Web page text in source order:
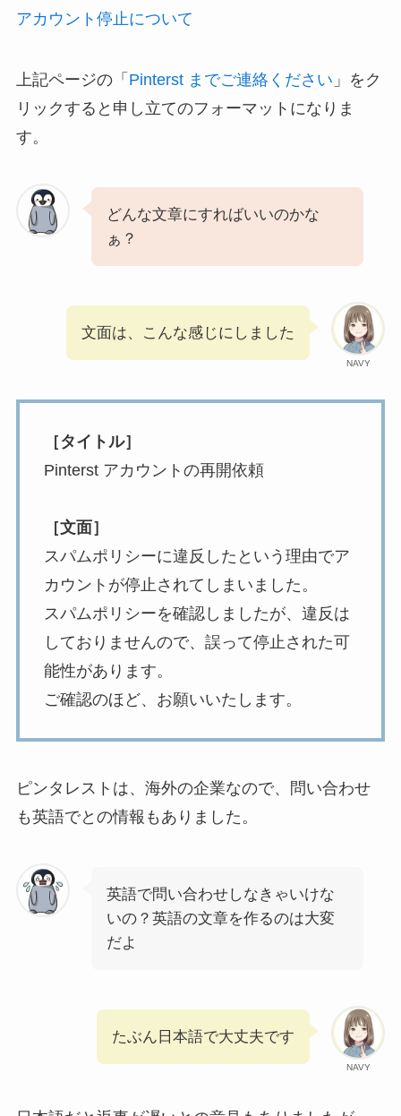
アカウント停止について
上記ページの「 Pinterst までご連絡ください 」をク
リックすると申し立てのフォーマットになりま
す。
どんな文章にすればいいのかな
ぁ？
NAVY
文面は、こんな感じにしました
［タイトル］
Pinterst アカウントの再開依頼
［文面］
スパムポリシーに違反したという理由でア
カウントが停止されてしまいました。
スパムポリシーを確認しましたが、違反は
しておりませんので、誤って停止された可
能性があります。
ご確認のほど、お願いいたします。
ピンタレストは、海外の企業なので、問い合わせ
も英語でとの情報もありました。
英語で問い合わせしなきゃいけな
いの？英語の文章を作るのは大変
だよ
NAVY
たぶん日本語で大丈夫です